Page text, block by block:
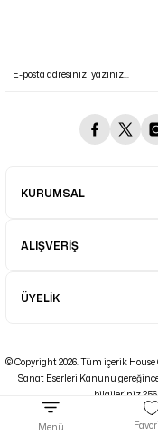
KURUMSAL
ALIŞVERİŞ
ÜYELİK
© Copyright 2026. Tüm içerik House
Sanat Eserleri Kanunu
bilgileriniz
Menü